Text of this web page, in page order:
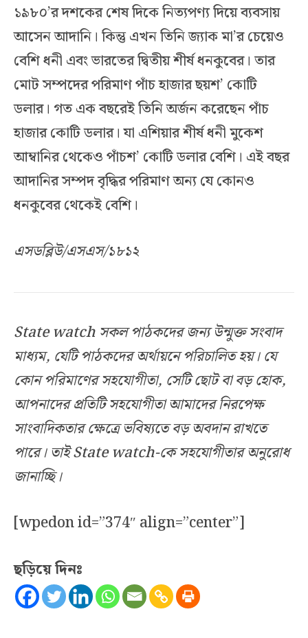
১৯৮০’র দশকের শেষ দিকে নিত্যপণ্য দিয়ে ব্যবসায়
আসেন আদানি। কিন্তু এখন তিনি জ্যাক মা’র চেয়েও
বেশি ধনী এবং ভারতের দ্বিতীয় শীর্ষ ধনকুবের। তার
মোট সম্পদের পরিমাণ পাঁচ হাজার ছয়শ’ কোটি
ডলার। গত এক বছরেই তিনি অর্জন করেছেন পাঁচ
হাজার কোটি ডলার। যা এশিয়ার শীর্ষ ধনী মুকেশ
আম্বানির থেকেও পাঁচশ’ কোটি ডলার বেশি। এই বছর
আদানির সম্পদ বৃদ্ধির পরিমাণ অন্য যে কোনও
ধনকুবের থেকেই বেশি।
এসডব্লিউ/এসএস/১৮১২
State watch সকল পাঠকদের জন্য উন্মুক্ত সংবাদ
মাধ্যম, যেটি পাঠকদের অর্থায়নে পরিচালিত হয়। যে
কোন পরিমাণের সহযোগীতা, সেটি ছোট বা বড় হোক,
আপনাদের প্রতিটি সহযোগীতা আমাদের নিরপেক্ষ
সাংবাদিকতার ক্ষেত্রে ভবিষ্যতে বড় অবদান রাখতে
পারে। তাই State watch-কে সহযোগীতার অনুরোধ
জানাচ্ছি।
[wpedon id=”374″ align=”center”]
ছড়িয়ে দিনঃ